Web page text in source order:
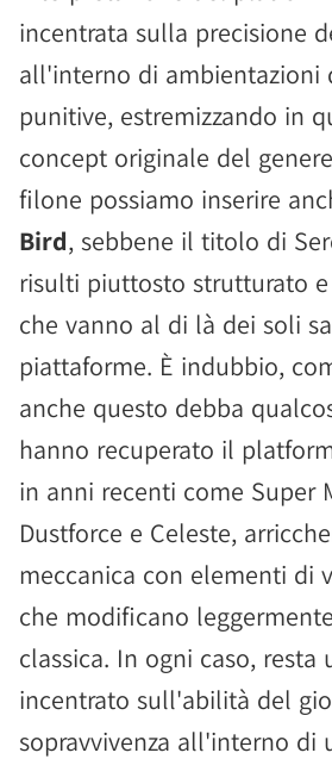
incentrata sulla precisione
all'interno di ambientazioni
punitive, estremizzando in
concept originale del
filone possiamo inserire
Bird, sebbene il titolo di
risulti piuttosto strutturato
che vanno al di là dei soli
piattaforme. È indubbio,
anche questo debba
hanno recuperato il
in anni recenti come Super
Dustforce e Celeste,
meccanica con elementi di
che modificano
classica. In ogni caso,
incentrato sull'abilità del
sopravvivenza all'interno di